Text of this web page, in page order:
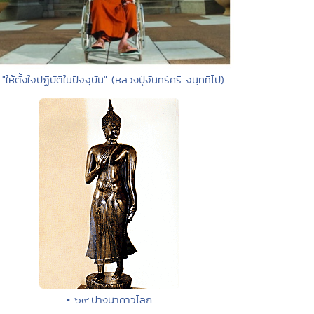
"ให้ตั้งใจปฏิบัติในปัจจุบัน" (หลวงปู่จันทร์ศรี จนฺททีโป)
• ๖๙.ปางนาคาวโลก